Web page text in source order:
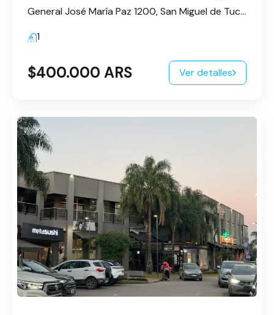
General José María Paz 1200, San Miguel de Tucumán, Tucumán, Argentina
1
$400.000 ARS Ver detalles